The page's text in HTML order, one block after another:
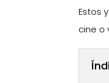
Estos
cine o